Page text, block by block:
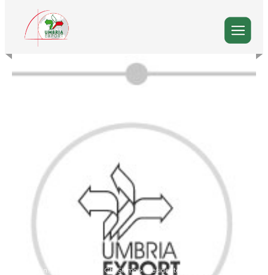
Ti trovi in: Chi Siamo> Presidente